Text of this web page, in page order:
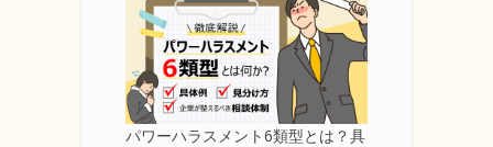
パワーハラスメント6類型とは？具